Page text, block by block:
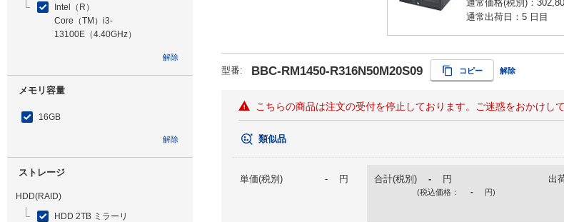
Intel（R）
Core（TM）i3-
13100E（4.40GHz）
解除
メモリ容量
16GB
解除
ストレージ
HDD(RAID)
HDD 2TB ミラーリ
通常価格(税別)：
通常出荷日：5 日目
型番: BBC-RM1450-R316N50M20S09 コピー 解除
こちらの商品は注文の受付を停止しております。ご迷惑をおかけし
類似品
単価(税別) - 円 合計(税別) - 円
(税込価格： - 円)
出